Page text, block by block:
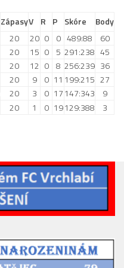
ZápasyV R P Skóre
Body
20 20 0 0 489:88
60
20 15 0 5 291:238 45
20 12 0 8 256:239 36
20 9 0 11 199:215 27
20 3 0 17147:343
9
20 1 0 19129:388 3